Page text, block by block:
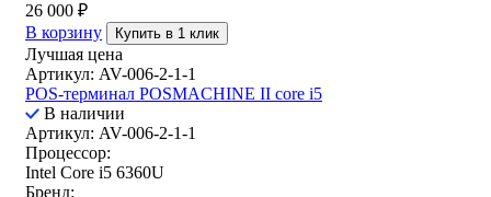
26 000 ₽
В корзину
Купить в 1 клик
Лучшая цена
Артикул: AV-006-2-1-1
POS-терминал POSMACHINE II core i5
В наличии
Артикул: AV-006-2-1-1
Процессор:
Intel Core i5 6360U
Бренд: